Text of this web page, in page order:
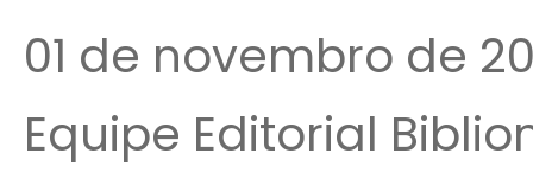
01 de novembro de
Equipe Editorial